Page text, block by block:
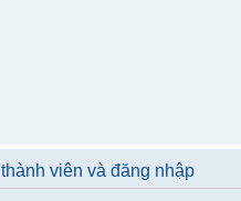
viên và đăng nhập